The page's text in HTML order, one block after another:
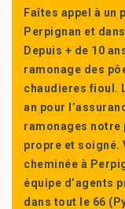
Faîtes appel à un
Perpignan et
Depuis + de 10
ramonage des
chaudieres fioul.
an pour
ramonages notre
propre et soigné.
cheminée à
équipe d’agents
dans tout le 66